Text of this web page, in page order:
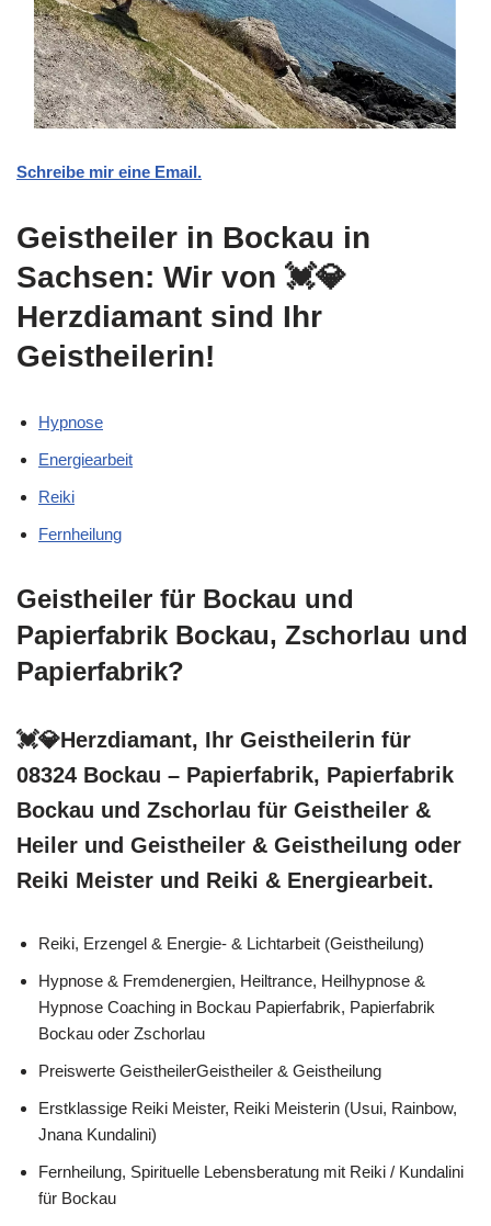
Schreibe mir eine Email.
Geistheiler in Bockau in
Sachsen: Wir von 💓️💎
Herzdiamant sind Ihr
Geistheilerin!
Hypnose
Energiearbeit
Reiki
Fernheilung
Geistheiler für Bockau und
Papierfabrik Bockau, Zschorlau und
Papierfabrik?
💓️💎Herzdiamant, Ihr Geistheilerin für
08324 Bockau – Papierfabrik, Papierfabrik
Bockau und Zschorlau für Geistheiler &
Heiler und Geistheiler & Geistheilung oder
Reiki Meister und Reiki & Energiearbeit.
Reiki, Erzengel & Energie- & Lichtarbeit (Geistheilung)
Hypnose & Fremdenergien, Heiltrance, Heilhypnose &
Hypnose Coaching in Bockau Papierfabrik, Papierfabrik
Bockau oder Zschorlau
Preiswerte GeistheilerGeistheiler & Geistheilung
Erstklassige Reiki Meister, Reiki Meisterin (Usui, Rainbow,
Jnana Kundalini)
Fernheilung, Spirituelle Lebensberatung mit Reiki / Kundalini
für Bockau